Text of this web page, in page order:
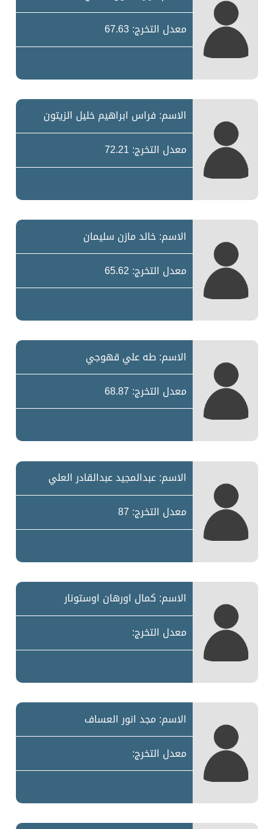
معدل التخرج: 67.63
الاسم: فراس ابراهيم خليل الزيتون
معدل التخرج: 72.21
الاسم: خالد مازن سليمان
معدل التخرج: 65.62
الاسم: طه علي قهوجي
معدل التخرج: 68.87
الاسم: عبدالمجيد عبدالقادر العلي
معدل التخرج: 87
الاسم: كمال اورهان اوستونار
معدل التخرج:
الاسم: مجد انور العساف
معدل التخرج: